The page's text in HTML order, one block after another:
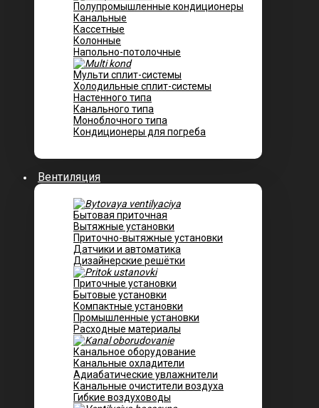
Полупромышленные кондиционеры
Канальные
Кассетные
Колонные
Напольно-потолочные
Мульти сплит-системы
Холодильные сплит-системы
Настенного типа
Канального типа
Моноблочного типа
Кондиционеры для погреба
Вентиляция
Бытовая приточная
Вытяжные установки
Приточно-вытяжные установки
Датчики и автоматика
Дизайнерские решётки
Приточные установки
Бытовые установки
Компактные установки
Промышленные установки
Расходные материалы
Канальное оборудование
Канальные охладители
Адиабатические увлажнители
Канальные очистители воздуха
Гибкие воздуховоды